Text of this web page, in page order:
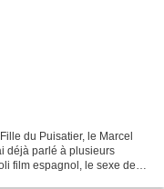
du Puisatier, le Marcel
déjà parlé à plusieurs
film espagnol, le sexe des